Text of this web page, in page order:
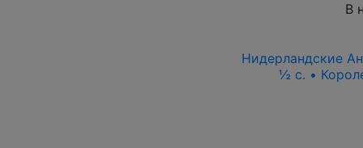
В
Нидерландские
½ c. •